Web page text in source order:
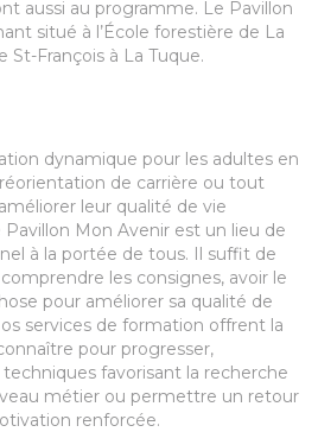
aussi au programme. Le Pavillon
situé à l’École forestière de La
St-François à La Tuque.
dynamique pour les adultes en
de carrière ou tout
leur qualité de vie
Mon Avenir est un lieu de
à la portée de tous. Il suffit de
les consignes, avoir le
pour améliorer sa qualité de
services de formation offrent la
pour progresser,
favorisant la recherche
métier ou permettre un retour
renforcée.